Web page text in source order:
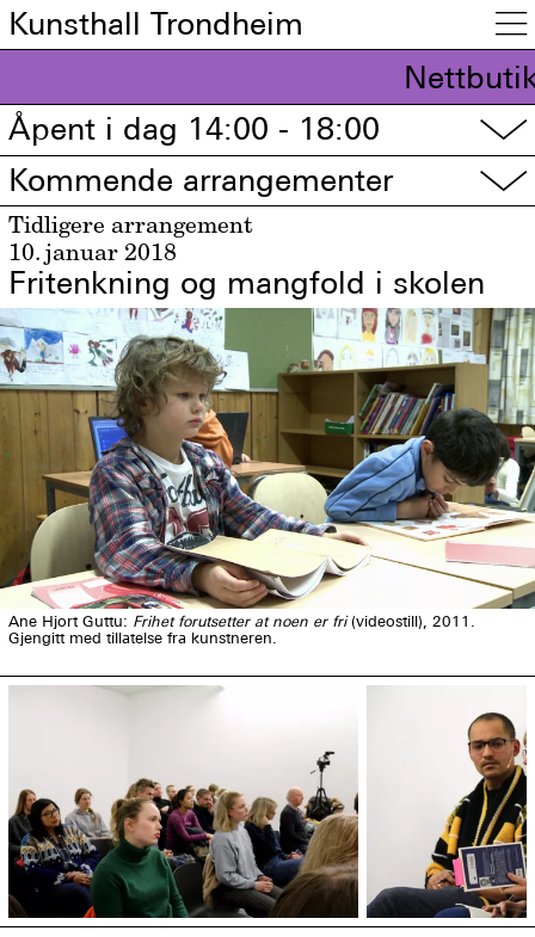
Kunsthall Trondheim 
Åpent i dag 14:00 - 18:00
▽
Kommende arrangementer ▽
Tidligere arrangement
10. januar 2018
Fritenkning og mangfold i skolen
Ane Hjort Guttu: Frihet forutsetter at noen er fri(videostill), 2011.
Gjengitt med tillatelse fra kunstneren.